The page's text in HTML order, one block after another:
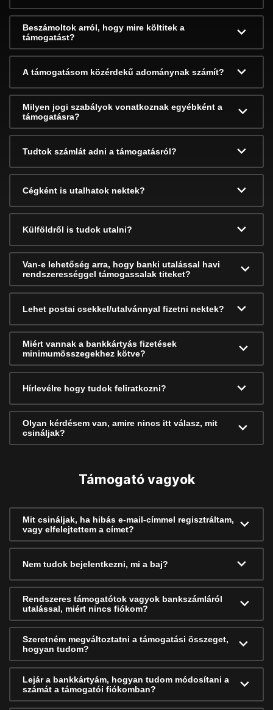
Beszámoltok arról, hogy mire költitek a
támogatást?
A támogatásom közérdekű adománynak számít?
Milyen jogi szabályok vonatkoznak egyébként a
támogatásra?
Tudtok számlát adni a támogatásról?
Cégként is utalhatok nektek?
Külföldről is tudok utalni?
Van-e lehetőség arra, hogy banki utalással havi
rendszerességgel támogassalak titeket?
Lehet postai csekkel/utalvánnyal fizetni nektek?
Miért vannak a bankkártyás fizetések
minimumösszegekhez kötve?
Hírlevélre hogy tudok feliratkozni?
Olyan kérdésem van, amire nincs itt válasz, mit
csináljak?
Támogató vagyok
Mit csináljak, ha hibás e-mail-címmel regisztráltam,
vagy elfelejtettem a címet?
Nem tudok bejelentkezni, mi a baj?
Rendszeres támogatótok vagyok bankszámláról
utalással, miért nincs fiókom?
Szeretném megváltoztatni a támogatási összeget,
hogyan tudom?
Lejár a bankkártyám, hogyan tudom módosítani a
számát a támogatói fiókomban?